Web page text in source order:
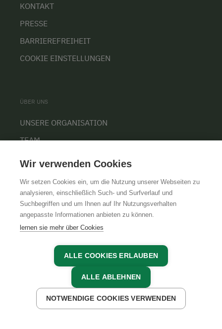
JETZT ANFRAGEN
KONTAKT
PRESSE
BARRIEREFREIHEIT
COOKIE EINSTELLUNGEN
ÜBER UNS
UNSERE ORGANISATION
TEAM
KARRIERE
AGBIMPRESSUMDATENSCHUTZ
Wir verwenden Cookies
Wir setzen Cookies ein, um die Nutzung unserer Webseiten zu
analysieren, einschließlich Such- und Surfverlauf und
Suchbegriffen und um Ihnen auf Ihr Nutzungsverhalten
angepasste Informationen anbieten zu können.
lernen sie mehr über Cookies
ALLE COOKIES ERLAUBEN
ALLE ABLEHNEN
NOTWENDIGE COOKIES VERWENDEN